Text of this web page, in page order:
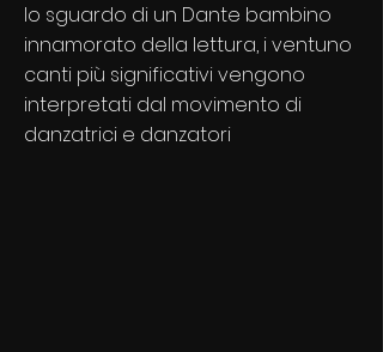
lo sguardo di un Dante bambino
innamorato della lettura, i ventuno
canti più significativi vengono
interpretati dal movimento di
danzatrici e danzatori